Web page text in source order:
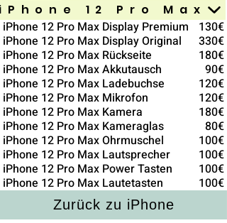
12 Pro Max
iPhone 12 Pro Max Display Premium
iPhone 12 Pro Max Display Original
iPhone 12 Pro Max Rückseite
iPhone 12 Pro Max Akkutausch
iPhone 12 Pro Max Ladebuchse
iPhone 12 Pro Max Mikrofon
iPhone 12 Pro Max Kamera
iPhone 12 Pro Max Kameraglas
iPhone 12 Pro Max Ohrmuschel
iPhone 12 Pro Max Lautsprecher
iPhone 12 Pro Max Power Tasten
iPhone 12 Pro Max Lautetasten
130€
330€
180€
90€
120€
120€
180€
80€
100€
100€
100€
100€
Zurück zu iPhone